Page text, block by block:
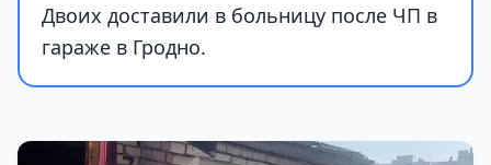
Двоих доставили в больницу после ЧП в
гараже в Гродно.